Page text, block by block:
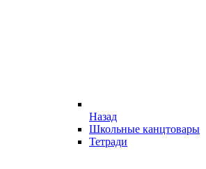
Назад
Школьные канцтовары
Тетради